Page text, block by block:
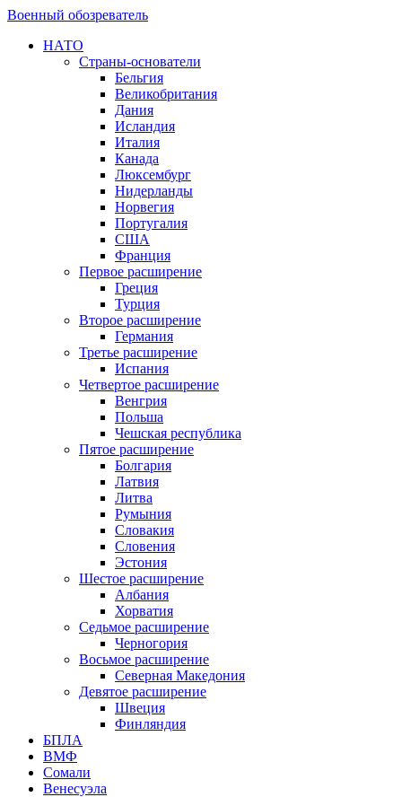
Военный обозреватель
НАТО
Страны-основатели
Бельгия
Великобритания
Дания
Исландия
Италия
Канада
Люксембург
Нидерланды
Норвегия
Португалия
США
Франция
Первое расширение
Греция
Турция
Второе расширение
Германия
Третье расширение
Испания
Четвертое расширение
Венгрия
Польша
Чешская республика
Пятое расширение
Болгария
Латвия
Литва
Румыния
Словакия
Словения
Эстония
Шестое расширение
Албания
Хорватия
Седьмое расширение
Черногория
Восьмое расширение
Северная Македония
Девятое расширение
Швеция
Финляндия
БПЛА
ВМФ
Сомали
Венесуэла